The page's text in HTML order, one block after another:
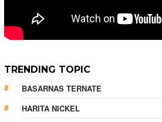
TRENDING TOPIC
BASARNAS TERNATE
HARITA NICKEL